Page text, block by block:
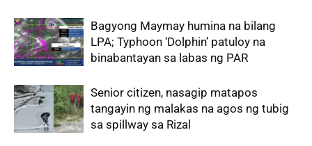
Bagyong Maymay humina na bilang
LPA; Typhoon ‘Dolphin’ patuloy na
binabantayan sa labas ng PAR
Senior citizen, nasagip matapos
tangayin ng malakas na agos ng tubig
sa spillway sa Rizal